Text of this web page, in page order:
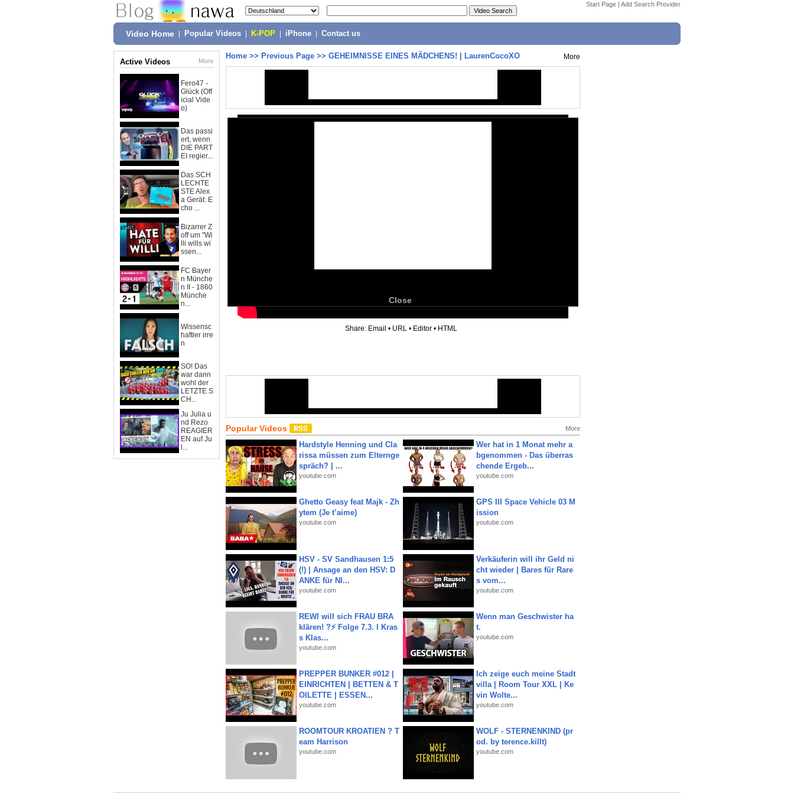
Start Page | Add Search Provider
Video Home Popular Videos K-POP iPhone Contact us
Active Videos More
Fero47 -
Glück (Off
icial Vide
o)
Das passi
ert, wenn
DIE PART
EI regier...
Das SCH
LECHTE
STE Alex
a Gerät: E
cho ...
Bizarrer Z
off um "Wi
lli wills wi
ssen...
FC Bayer
n Münche
n II - 1860
Münche
n...
Wissensc
haftler irre
n
SO! Das
war dann
wohl der
LETZTE S
CH...
Ju Julia u
nd Rezo
REAGIER
EN auf Ju
l...
Home >> Previous Page >> GEHEIMNISSE EINES MÄDCHENS! | LaurenCocoXO More
Close
Share: Email • URL • Editor • HTML
Popular Videos More
Hardstyle Henning und Cla
rissa müssen zum Elternge
spräch? | ...
youtube.com
Wer hat in 1 Monat mehr a
bgenommen - Das überras
chende Ergeb...
youtube.com
Ghetto Geasy feat Majk - Zh
ytem (Je t’aime)
youtube.com
GPS III Space Vehicle 03 M
ission
youtube.com
HSV - SV Sandhausen 1:5
(!) | Ansage an den HSV: D
ANKE für NI...
youtube.com
Verkäuferin will ihr Geld ni
cht wieder | Bares für Rare
s vom...
youtube.com
REWI will sich FRAU BRA
klären! ?⚡️ Folge 7.3. I Kras
s Klas...
youtube.com
Wenn man Geschwister ha
t.
youtube.com
PREPPER BUNKER #012 |
EINRICHTEN | BETTEN & T
OILETTE | ESSEN...
youtube.com
Ich zeige euch meine Stadt
villa | Room Tour XXL | Ke
vin Wolte...
youtube.com
ROOMTOUR KROATIEN ? T
eam Harrison
youtube.com
WOLF - STERNENKIND (pr
od. by terence.killt)
youtube.com